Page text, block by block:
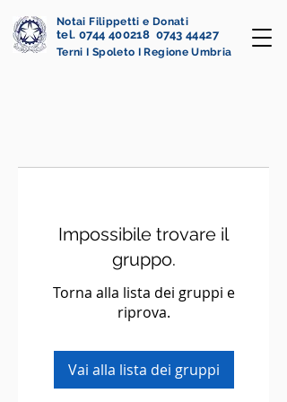
Notai Filippetti e Donati
tel. 0744 400218 0743 44427
Terni I Spoleto I Regione Umbria
Impossibile trovare il
gruppo.
Torna alla lista dei gruppi e
riprova.
Vai alla lista dei gruppi